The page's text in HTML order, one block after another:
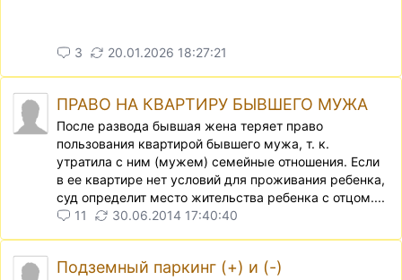
3 20.01.2026 18:27:21
ПРАВО НА КВАРТИРУ БЫВШЕГО МУЖА
После развода бывшая жена теряет право
пользования квартирой бывшего мужа, т. к.
утратила с ним (мужем) семейные отношения. Если
в ее квартире нет условий для проживания ребенка,
суд определит место жительства ребенка с отцом....
11
30.06.2014 17:40:40
Подземный паркинг (+) и (-)